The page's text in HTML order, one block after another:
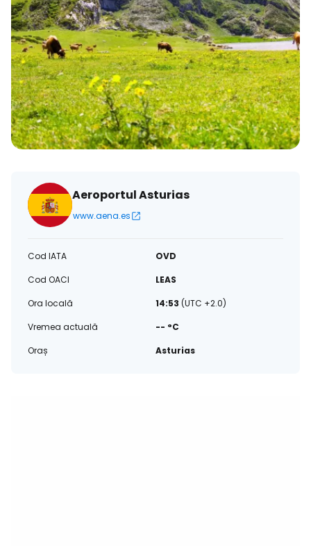
Aeroportul Asturias
www.aena.es
Cod IATA
OVD
Cod OACI
LEAS
Ora locală
14:53 (UTC +2.0)
Vremea actuală
-- °C
Oraș
Asturias